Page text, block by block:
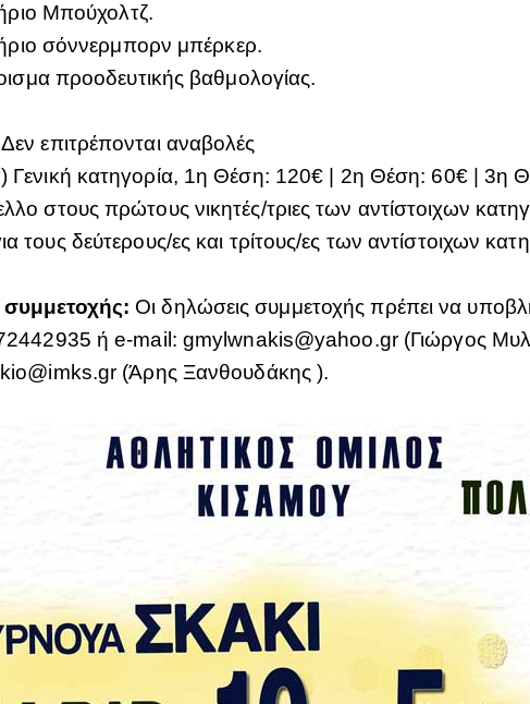
Μπούχολτζ.
σόννερμπορν μπέρκερ.
προοδευτικής βαθμολογίας.
επιτρέπονται αναβολές
κατηγορία, 1η Θέση: 120€ | 2η Θέση: 60€ | 3η
στους πρώτους νικητές/τριες των αντίστοιχων
τους δεύτερους/ες και τρίτους/ες των αντίστοιχων
Οι δηλώσεις συμμετοχής πρέπει να
ή e-mail: gmylwnakis@yahoo.gr (Γιώργος
(Άρης Ξανθουδάκης ).